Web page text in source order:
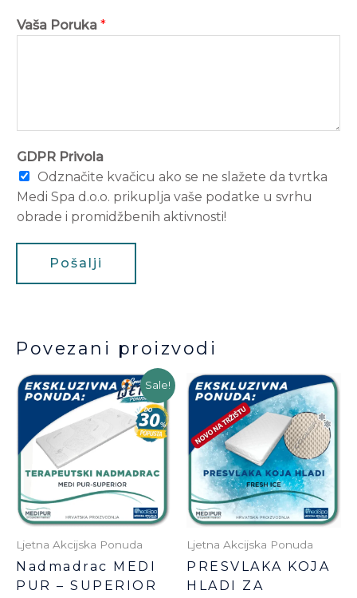
Vaša Poruka *
GDPR Privola
Odznačite kvačicu ako se ne slažete da tvrtka
Medi Spa d.o.o. prikuplja vaše podatke u svrhu
obrade i promidžbenih aktivnosti!
Pošalji
Povezani proizvodi
Sale!
Ljetna Akcijska Ponuda
Nadmadrac MEDI
PUR – SUPERIOR
Ovaj
proizvod
više
varijanti.
Opcije
mogu
odabrati
stranici
Ljetna Akcijska Ponuda
PRESVLAKA KOJA
HLADI ZA